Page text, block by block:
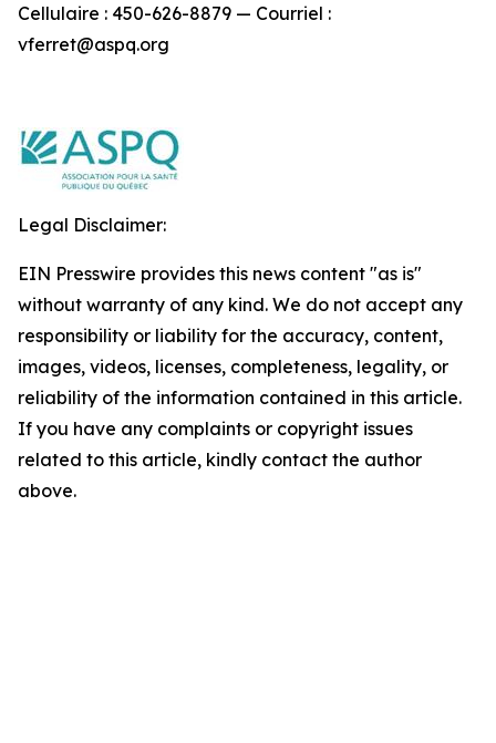
Cellulaire : 450-626-8879 — Courriel :
vferret@aspq.org
Legal Disclaimer:
EIN Presswire provides this news content "as is"
without warranty of any kind. We do not accept any
responsibility or liability for the accuracy, content,
images, videos, licenses, completeness, legality, or
reliability of the information contained in this article.
If you have any complaints or copyright issues
related to this article, kindly contact the author
above.